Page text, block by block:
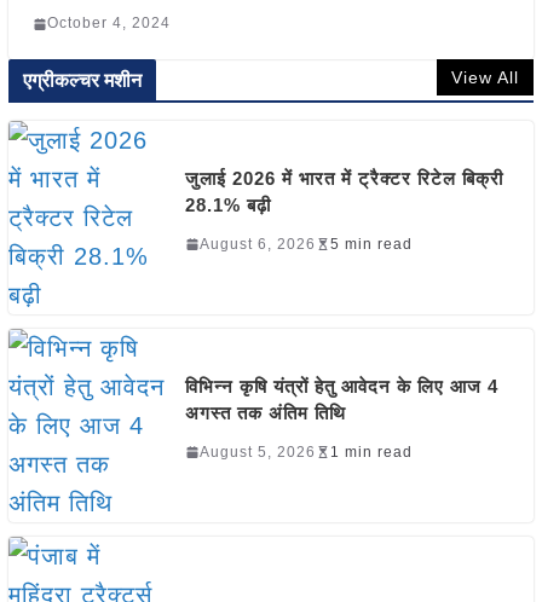
October 4, 2024
एग्रीकल्चर मशीन View All
जुलाई 2026 में भारत में ट्रैक्टर रिटेल बिक्री
28.1% बढ़ी
August 6, 2026 5 min read
विभिन्न कृषि यंत्रों हेतु आवेदन के लिए आज 4
अगस्त तक अंतिम तिथि
August 5, 2026 1 min read